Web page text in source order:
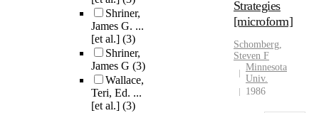
Shriner,
James G. ...
[et al.] (3)
Shriner,
James G (3)
Wallace,
Teri, Ed. ...
[et al.] (3)
Strategies
[microform]
Schomberg,
Steven F
Minnesota
Univ.
1986